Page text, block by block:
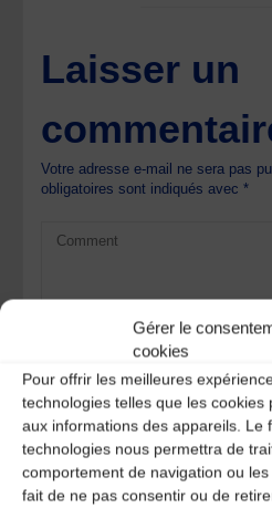
Gérer le
cookies
Pour offrir les meilleures
technologies telles que les
aux informations des appareils. Le
technologies nous permettra de
comportement de navigation ou
fait de ne pas consentir ou de
Laisser un
Votre adresse e-mail ne sera pas
obligatoires sont indiqués avec*